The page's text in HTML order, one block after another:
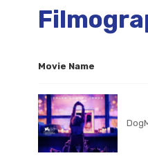
Movie Name